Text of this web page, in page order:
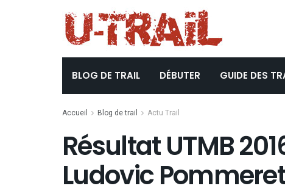
BLOG DE TRAIL DÉBUTER GUIDE DES
Accueil Blog de trail Actu Trail
Résultat UTMB
Ludovic